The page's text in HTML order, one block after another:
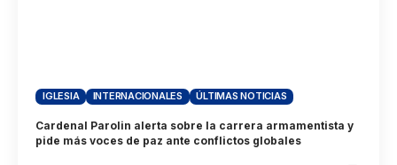
IGLESIA INTERNACIONALES ÚLTIMAS NOTICIAS
Cardenal Parolin alerta sobre la carrera armamentista y
pide más voces de paz ante conflictos globales